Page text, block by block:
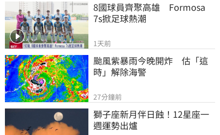
8國球員齊聚高雄　Formosa
7s掀足球熱潮
1天前
颱風紫暴雨今晚開炸　估「這
時」解除海警
27分鐘前
獅子座新月伴日蝕！12星座一
週運勢出爐